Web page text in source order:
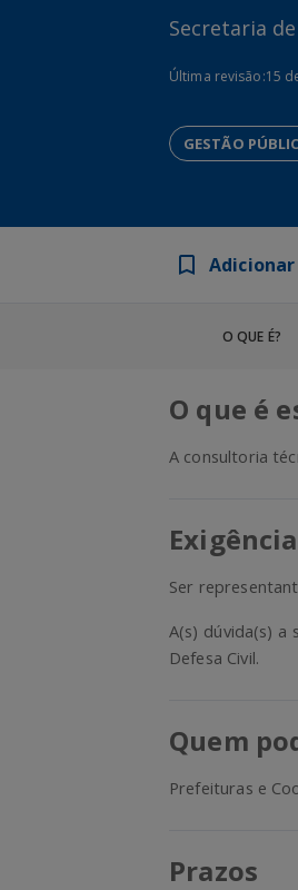
Secretaria
Última revisão:15
GESTÃO
O QUE É?
O que é
A consultoria
Ser
A(s) dúvida(s) a
Defesa Civil.
Quem
Prefeituras e
Prazos